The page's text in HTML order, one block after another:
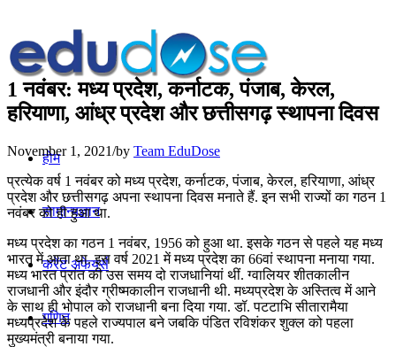
होम
सामान्यज्ञान
करेंट अफेयर्स
गणित
1 नवंबर: मध्य प्रदेश, कर्नाटक, पंजाब, केरल,
हरियाणा, आंध्र प्रदेश और छत्तीसगढ़ स्थापना दिवस
November 1, 2021/by Team EduDose
प्रत्येक वर्ष 1 नवंबर को मध्य प्रदेश, कर्नाटक, पंजाब, केरल, हरियाणा, आंध्र
प्रदेश और छत्तीसगढ़ अपना स्थापना दिवस मनाते हैं. इन सभी राज्यों का गठन 1
नवंबर को ही हुआ था.
मध्य प्रदेश का गठन 1 नवंबर, 1956 को हुआ था. इसके गठन से पहले यह मध्य
भारत में आता था. इस वर्ष 2021 में मध्य प्रदेश का 66वां स्थापना मनाया गया.
मध्य भारत प्रांत की उस समय दो राजधानियां थीं. ग्वालियर शीतकालीन
राजधानी और इंदौर ग्रीष्मकालीन राजधानी थी. मध्‍यप्रदेश के अस्तित्‍व में आने
के साथ ही भोपाल को राजधानी बना दिया गया. डॉ. पटटाभि सीतारामैया
मध्यप्रदेश के पहले राज्यपाल बने जबकि पंडित रविशंकर शुक्ल को पहला
मुख्यमंत्री बनाया गया.